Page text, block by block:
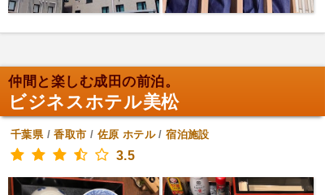
仲間と楽しむ成田の前泊。
ビジネスホテル美松
千葉県/香取市 / 佐原 ホテル/宿泊施設
3.5